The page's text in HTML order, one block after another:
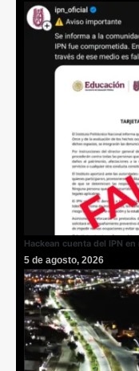
Hackean cuenta del IPN
5 de agosto, 2026